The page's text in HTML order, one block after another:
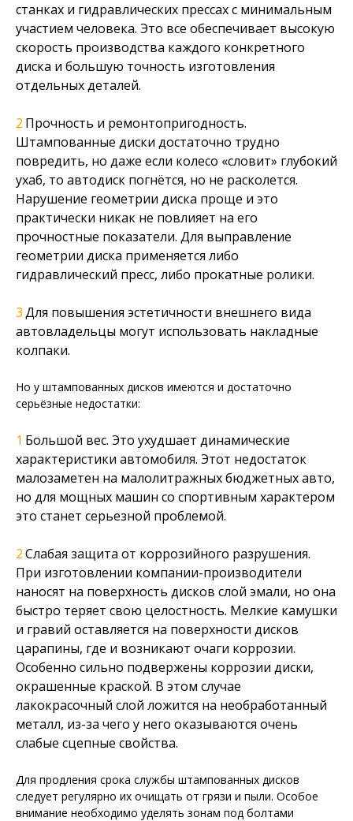
станках и гидравлических прессах с минимальным
участием человека. Это все обеспечивает высокую
скорость производства каждого конкретного
диска и большую точность изготовления
отдельных деталей.
Прочность и ремонтопригодность.
Штампованные диски достаточно трудно
повредить, но даже если колесо «словит» глубокий
ухаб, то автодиск погнётся, но не расколется.
Нарушение геометрии диска проще и это
практически никак не повлияет на его
прочностные показатели. Для выправление
геометрии диска применяется либо
гидравлический пресс, либо прокатные ролики.
Для повышения эстетичности внешнего вида
автовладельцы могут использовать накладные
колпаки.
Но у штампованных дисков имеются и достаточно
серьёзные недостатки:
Большой вес. Это ухудшает динамические
характеристики автомобиля. Этот недостаток
малозаметен на малолитражных бюджетных авто,
но для мощных машин со спортивным характером
это станет серьезной проблемой.
Слабая защита от коррозийного разрушения.
При изготовлении компании-производители
наносят на поверхность дисков слой эмали, но она
быстро теряет свою целостность. Мелкие камушки
и гравий оставляется на поверхности дисков
царапины, где и возникают очаги коррозии.
Особенно сильно подвержены коррозии диски,
окрашенные краской. В этом случае
лакокрасочный слой ложится на необработанный
металл, из-за чего у него оказываются очень
слабые сцепные свойства.
Для продления срока службы штампованных дисков
следует регулярно их очищать от грязи и пыли. Особое
внимание необходимо уделять зонам под болтами